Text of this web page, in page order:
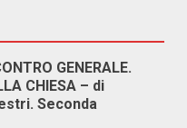
GENERALE.
CHIESA – di
Seconda